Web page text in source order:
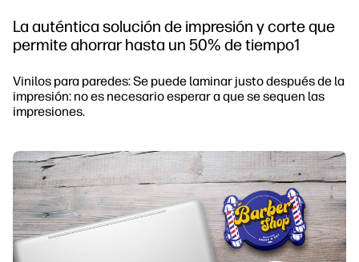
La auténtica solución de impresión y corte que
permite ahorrar hasta un 50% de tiempo1
Vinilos para paredes: Se puede laminar justo después de la
impresión: no es necesario esperar a que se sequen las
impresiones.